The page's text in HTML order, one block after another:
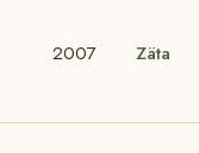
2007 Zäta